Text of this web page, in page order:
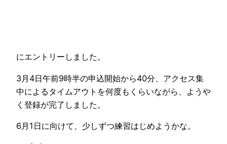
にエントリーしました。
3月4日午前9時半の申込開始から40分、アクセス集
中によるタイムアウトを何度もくらいながら、ようや
く登録が完了しました。
6月1日に向けて、少しずつ練習はじめようかな。